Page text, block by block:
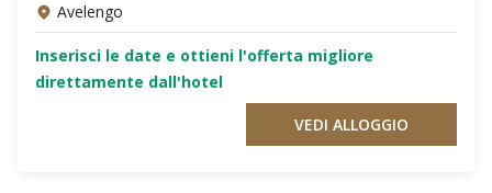
Avelengo
Inserisci le date e ottieni l'offerta migliore
direttamente dall'hotel
VEDI ALLOGGIO